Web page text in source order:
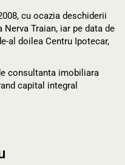
cu ocazia deschiderii
Traian, iar pe data de
al doilea Centru Ipotecar,
consultanta imobiliara
capital integral